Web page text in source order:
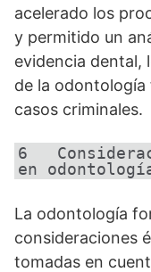
acelerado los
y permitido un
evidencia dental,
de la odontología
casos criminales.
6
en
La odontología
consideraciones
tomadas en